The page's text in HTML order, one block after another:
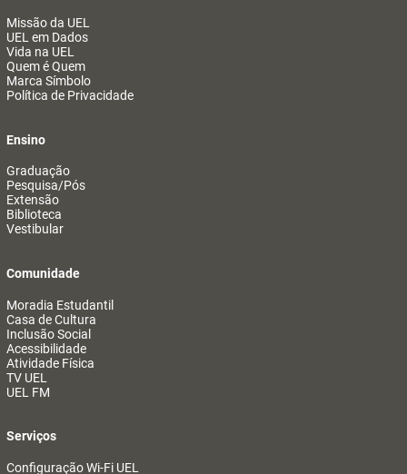
Missão da UEL
UEL em Dados
Vida na UEL
Quem é Quem
Marca Símbolo
Política de Privacidade
Ensino
Graduação
Pesquisa/Pós
Extensão
Biblioteca
Vestibular
Comunidade
Moradia Estudantil
Casa de Cultura
Inclusão Social
Acessibilidade
Atividade Física
TV UEL
UEL FM
Serviços
Configuração Wi-Fi UEL